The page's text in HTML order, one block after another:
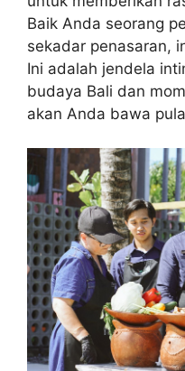
Baik Anda seorang
sekadar penasaran,
Ini adalah jendela
budaya Bali dan
akan Anda bawa